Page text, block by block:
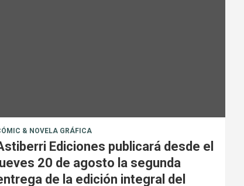
& NOVELA GRÁFICA
Ediciones publicará desde el
20 de agosto la segunda
de la edición integral del